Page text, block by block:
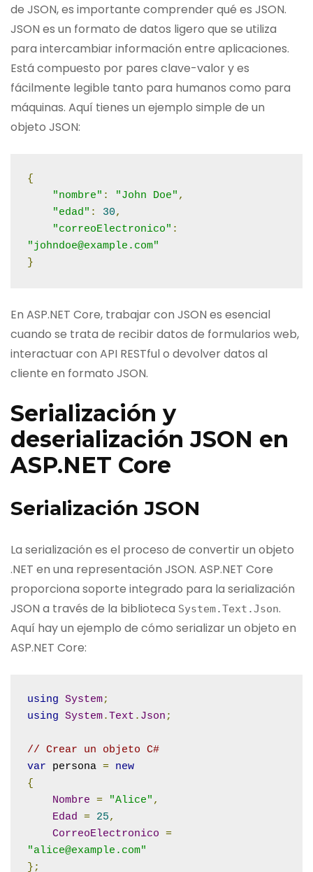
de JSON, es importante comprender qué es JSON.
JSON es un formato de datos ligero que se utiliza
para intercambiar información entre aplicaciones.
Está compuesto por pares clave-valor y es
fácilmente legible tanto para humanos como para
máquinas. Aquí tienes un ejemplo simple de un
objeto JSON:
{
"nombre" : "John Doe" ,
"edad" : 30,
"correoElectronico" :
"johndoe@example.com"
}
En ASP.NET Core, trabajar con JSON es esencial
cuando se trata de recibir datos de formularios web,
interactuar con API RESTful o devolver datos al
cliente en formato JSON.
Serialización y
deserialización JSON en
ASP.NET Core
Serialización JSON
La serialización es el proceso de convertir un objeto
.NET en una representación JSON. ASP.NET Core
proporciona soporte integrado para la serialización
JSON a través de la biblioteca System.Text .Json.
Aquí hay un ejemplo de cómo serializar un objeto en
ASP.NET Core:
using System;
using System.Text . Json ;
// Crear un objeto C#
var persona = new
{
Nombre = "Alice" ,
Edad = 25,
CorreoElectronico =
"alice@example.com"
};